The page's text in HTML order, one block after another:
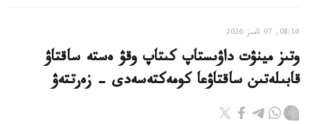
08:16, 07 تامىز 2026
وتىز مينۋت داۋىستاپ كىتاپ وقۋ ەستە ساقتاۋ
قابىلەتىن ساقتاۋعا كومەكتەسەدى - زەرتتەۋ